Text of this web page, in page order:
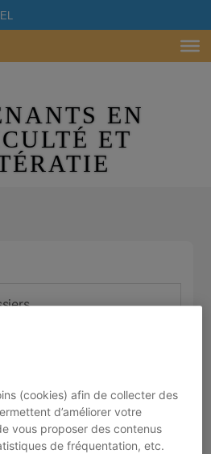
EN
ET
(cookies) afin de collecter des
d’améliorer votre
vous proposer des contenus
de fréquentation, etc.